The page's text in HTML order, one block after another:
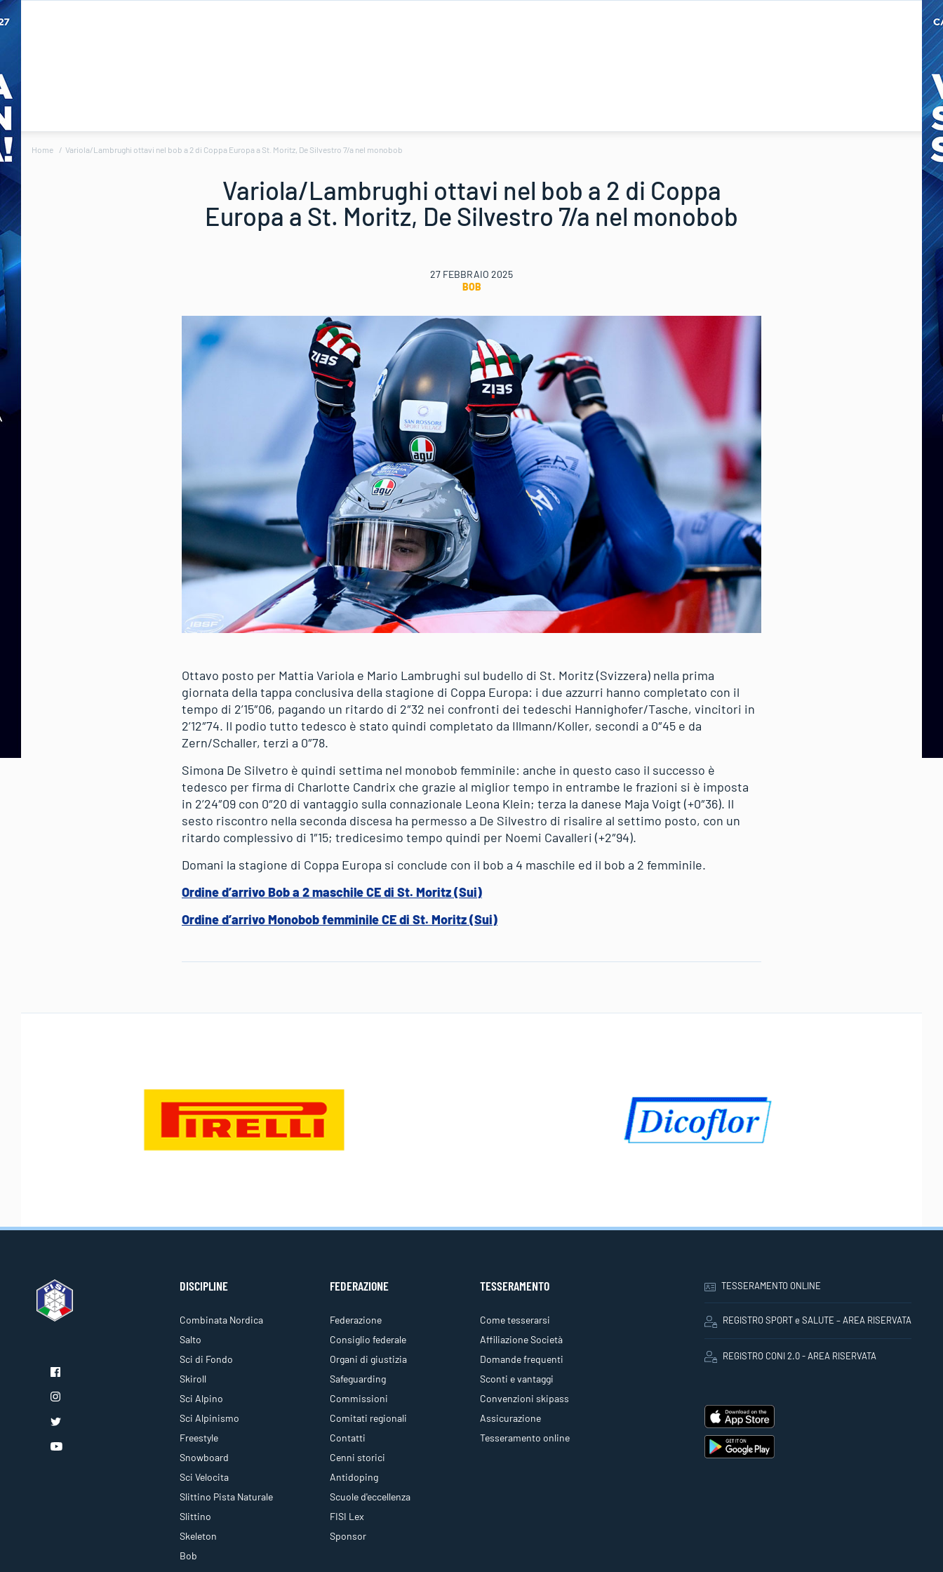
Home Variola/Lambrughi ottavi nel bob a 2 di Coppa Europa a St. Moritz, De Silvestro 7/a nel monobob
Variola/Lambrughi ottavi nel bob a 2 di Coppa
Europa a St. Moritz, De Silvestro 7/a nel monobob
27 FEBBRAIO 2025
BOB
Ottavo posto per Mattia Variola e Mario Lambrughi sul budello di St. Moritz (Svizzera) nella prima
giornata della tappa conclusiva della stagione di Coppa Europa: i due azzurri hanno completato con il
tempo di 2’15″06, pagando un ritardo di 2″32 nei confronti dei tedeschi Hannighofer/Tasche, vincitori in
2’12″74. Il podio tutto tedesco è stato quindi completato da Illmann/Koller, secondi a 0″45 e da
Zern/Schaller, terzi a 0″78.
Simona De Silvetro è quindi settima nel monobob femminile: anche in questo caso il successo è
tedesco per firma di Charlotte Candrix che grazie al miglior tempo in entrambe le frazioni si è imposta
in 2’24″09 con 0″20 di vantaggio sulla connazionale Leona Klein; terza la danese Maja Voigt (+0″36). Il
sesto riscontro nella seconda discesa ha permesso a De Silvestro di risalire al settimo posto, con un
ritardo complessivo di 1″15; tredicesimo tempo quindi per Noemi Cavalleri (+2″94).
Domani la stagione di Coppa Europa si conclude con il bob a 4 maschile ed il bob a 2 femminile.
Ordine d’arrivo Bob a 2 maschile CE di St. Moritz (Sui)
Ordine d’arrivo Monobob femminile CE di St. Moritz (Sui)
DISCIPLINE
Combinata Nordica
Salto
Sci di Fondo
Skiroll
Sci Alpino
Sci Alpinismo
Freestyle
Snowboard
Sci Velocita
Slittino Pista Naturale
Slittino
Skeleton
Bob
FEDERAZIONE
Federazione
Consiglio federale
Organi di giustizia
Safeguarding
Commissioni
Comitati regionali
Contatti
Cenni storici
Antidoping
Scuole d'eccellenza
FISI Lex
Sponsor
TESSERAMENTO
Come tesserarsi
Affiliazione Società
Domande frequenti
Sconti e vantaggi
Convenzioni skipass
Assicurazione
Tesseramento online
TESSERAMENTO ONLINE
REGISTRO SPORT e SALUTE – AREA RISERVATA
REGISTRO CONI 2.0 - AREA RISERVATA